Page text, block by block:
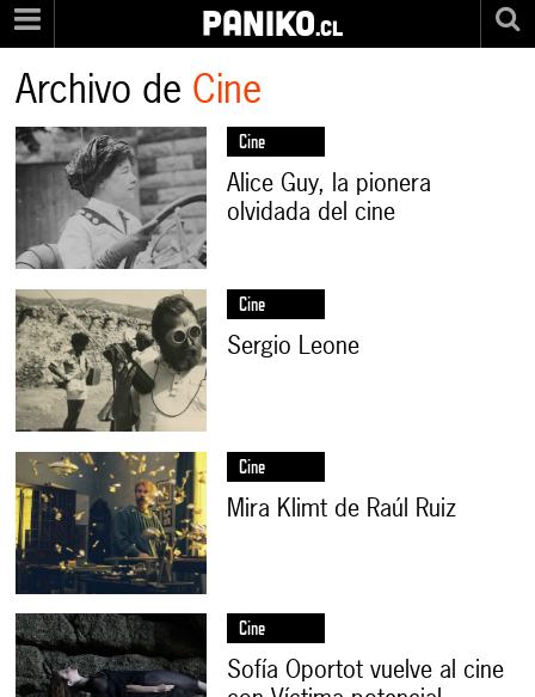
PANIKO.cl
Archivo de Cine
Cine
Alice Guy, la pionera
olvidada del cine
Cine
Sergio Leone
Cine
Mira Klimt de Raúl Ruiz
Cine
Sofía Oportot vuelve al cine